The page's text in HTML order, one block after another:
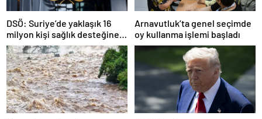
DSÖ: Suriye’de yaklaşık 16
milyon kişi sağlık desteğine
ihtiyaç duyuyor
Arnavutluk’ta genel seçimde
oy kullanma işlemi başladı